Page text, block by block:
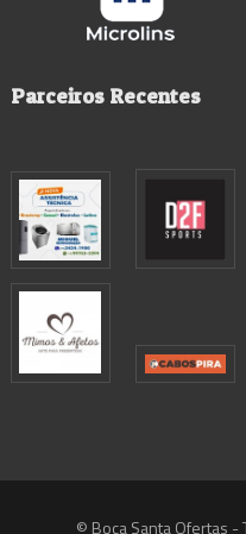
Parceiros Recentes
© Boca Santa Ofertas